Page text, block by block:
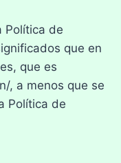
Política de
que en
que es
, a menos que se
Política de